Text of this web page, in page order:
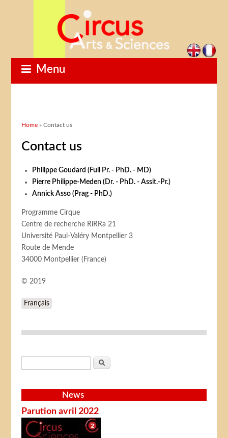
Menu
You are here
Home » Contact us
Contact us
Philippe Goudard (Full Pr. - PhD. - MD)
Pierre Philippe-Meden (Dr. - PhD. - Assit.-Pr.)
Annick Asso (Prag - PhD.)
Programme Cirque
Centre de recherche RiRRa 21
Université Paul-Valéry Montpellier 3
Route de Mende
34000 Montpellier (France)
© 2019
Français
Search
News
Parution avril 2022